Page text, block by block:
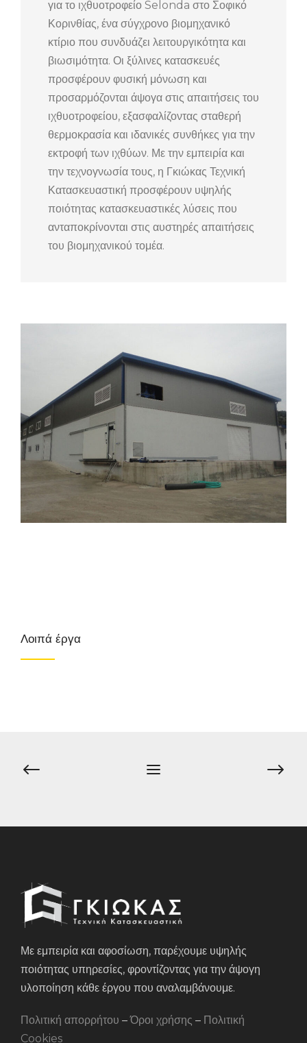
για το ιχθυοτροφείο Selonda στο Σοφικό
Κορινθίας, ένα σύγχρονο βιομηχανικό
κτίριο που συνδυάζει λειτουργικότητα και
βιωσιμότητα. Οι ξύλινες κατασκευές
προσφέρουν φυσική μόνωση και
προσαρμόζονται άψογα στις απαιτήσεις του
ιχθυοτροφείου, εξασφαλίζοντας σταθερή
θερμοκρασία και ιδανικές συνθήκες για την
εκτροφή των ιχθύων. Με την εμπειρία και
την τεχνογνωσία τους, η Γκιώκας Τεχνική
Κατασκευαστική προσφέρουν υψηλής
ποιότητας κατασκευαστικές λύσεις που
ανταποκρίνονται στις αυστηρές απαιτήσεις
του βιομηχανικού τομέα.
Λοιπά έργα
Πλοήγηση
Με εμπειρία και αφοσίωση, παρέχουμε υψηλής
ποιότητας υπηρεσίες, φροντίζοντας για την άψογη
υλοποίηση κάθε έργου που αναλαμβάνουμε.
Πολιτική απορρήτου –Όροι χρήσης – Πολιτική
Cookies